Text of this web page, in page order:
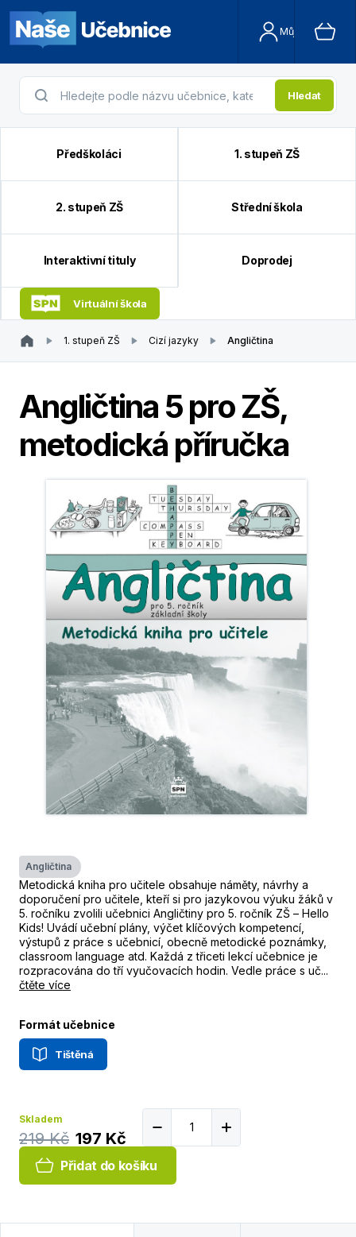
Můj účet
Hledat
Předškoláci 1. stupeň ZŠ
2. stupeň ZŠ Střední škola
Interaktivní tituly Doprodej
Virtuální škola
1. stupeň ZŠ Cizí jazyky Angličtina
Angličtina 5 pro ZŠ,
metodická příručka
Angličtina
Metodická kniha pro učitele obsahuje náměty, návrhy a
doporučení pro učitele, kteří si pro jazykovou výuku žáků v
5. ročníku zvolili učebnici Angličtiny pro 5. ročník ZŠ – Hello
Kids! Uvádí učební plány, výčet klíčových kompetencí,
výstupů z práce s učebnicí, obecně metodické poznámky,
classroom language atd. Každá z třiceti lekcí učebnice je
rozpracována do tří vyučovacích hodin. Vedle práce s uč...
čtěte více
Formát učebnice
Tištěná
Skladem
219 Kč 197 Kč
Přidat do košíku